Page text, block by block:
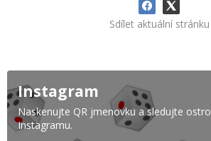
Sdílet aktuální stránku
Instagram
Naskenujte QR jmenovku a sledujte
Instagramu.